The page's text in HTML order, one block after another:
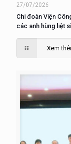
27/07/2026
Chi đoàn Viện
các anh hùng liệt sĩ
Xem